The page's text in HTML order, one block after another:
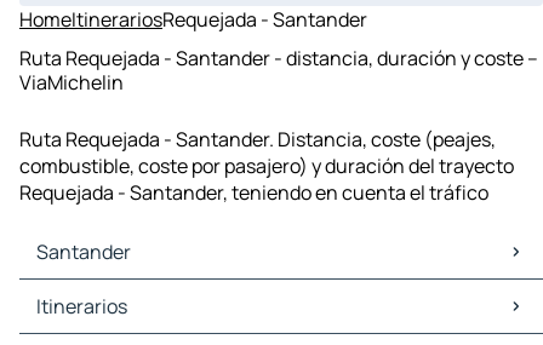
HomeItinerariosRequejada - Santander
Ruta Requejada - Santander - distancia, duración y coste –
ViaMichelin
Ruta Requejada - Santander. Distancia, coste (peajes,
combustible, coste por pasajero) y duración del trayecto
Requejada - Santander, teniendo en cuenta el tráfico
Santander
Santander Mapas Planos
Santander Trafico
Itinerarios